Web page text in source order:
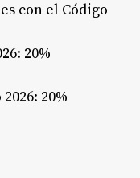
con el Código
20%
20%